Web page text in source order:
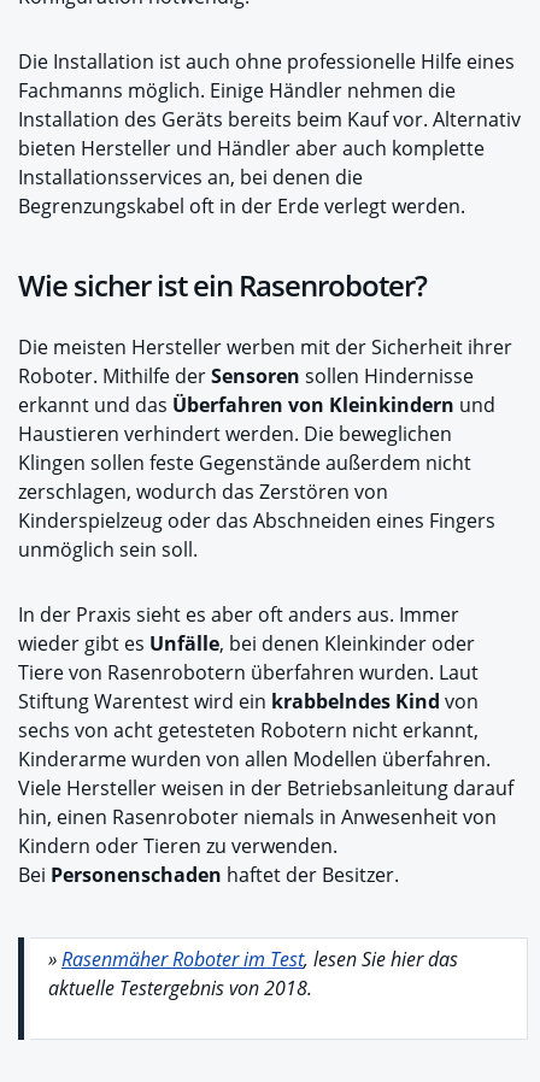
Die Installation ist auch ohne professionelle Hilfe eines
Fachmanns möglich. Einige Händler nehmen die
Installation des Geräts bereits beim Kauf vor. Alternativ
bieten Hersteller und Händler aber auch komplette
Installationsservices an, bei denen die
Begrenzungskabel oft in der Erde verlegt werden.
Wie sicher ist ein Rasenroboter?
Die meisten Hersteller werben mit der Sicherheit ihrer
Roboter. Mithilfe derSensoren sollen Hindernisse
erkannt und das Überfahren von Kleinkindern und
Haustieren verhindert werden. Die beweglichen
Klingen sollen feste Gegenstände außerdem nicht
zerschlagen, wodurch das Zerstören von
Kinderspielzeug oder das Abschneiden eines Fingers
unmöglich sein soll.
In der Praxis sieht es aber oft anders aus. Immer
wieder gibt es Unfälle, bei denen Kleinkinder oder
Tiere von Rasenrobotern überfahren wurden. Laut
Stiftung Warentest wird ein krabbelndes Kind von
sechs von acht getesteten Robotern nicht erkannt,
Kinderarme wurden von allen Modellen überfahren.
Viele Hersteller weisen in der Betriebsanleitung darauf
hin, einen Rasenroboter niemals in Anwesenheit von
Kindern oder Tieren zu verwenden.
Bei Personenschaden haftet der Besitzer.
»Rasenmäher Roboter im Test, lesen Sie hier das
aktuelle Testergebnis von 2018.